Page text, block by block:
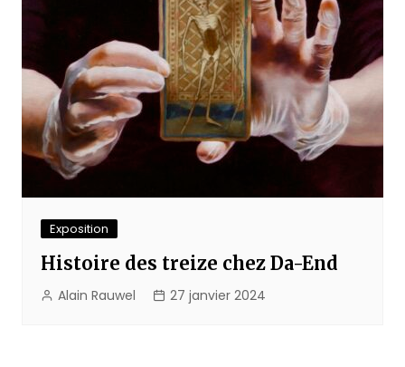
Exposition
Histoire des treize chez Da-End
Alain Rauwel 27 janvier 2024